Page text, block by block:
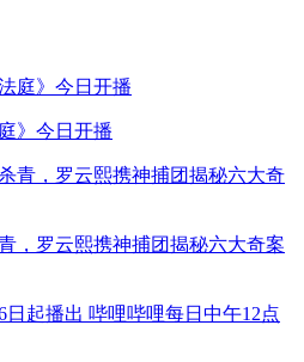
》今日开播
，罗云熙携神捕团揭秘六大奇案